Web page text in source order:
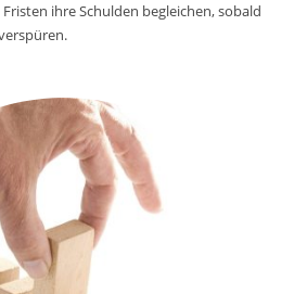
ihre Schulden begleichen, sobald